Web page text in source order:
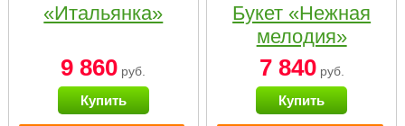
«Итальянка»
9 860 руб.
Купить
Букет «Нежная
мелодия»
7 840руб.
Купить